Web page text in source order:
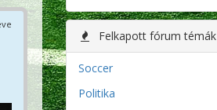
Felkapott fórum témák
Soccer
Politika